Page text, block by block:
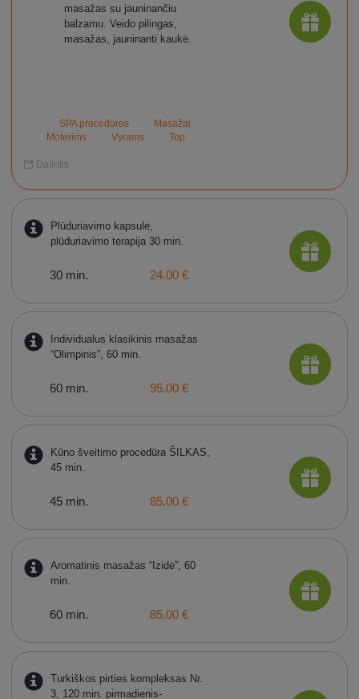
masažas su jauninančiu
balzamu. Veido pilingas,
masažas, jauninanti kaukė.
SPA procedūros
Masažai
Moterims
Vyrams Top
Dalintis
Plūduriavimo kapsulė,
plūduriavimo terapija 30 min.
30 min. 24.00 €
Individualus klasikinis masažas
“Olimpinis”, 60 min.
60 min. 95.00 €
Kūno šveitimo procedūra ŠILKAS,
45 min.
45 min. 85.00 €
Aromatinis masažas “Izidė”, 60
min.
60 min. 85.00 €
Turkiškos pirties kompleksas Nr.
3, 120 min. pirmadienis-